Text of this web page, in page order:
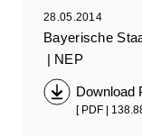
28.05.2014
Bayerische
NEP
Download
[ PDF |